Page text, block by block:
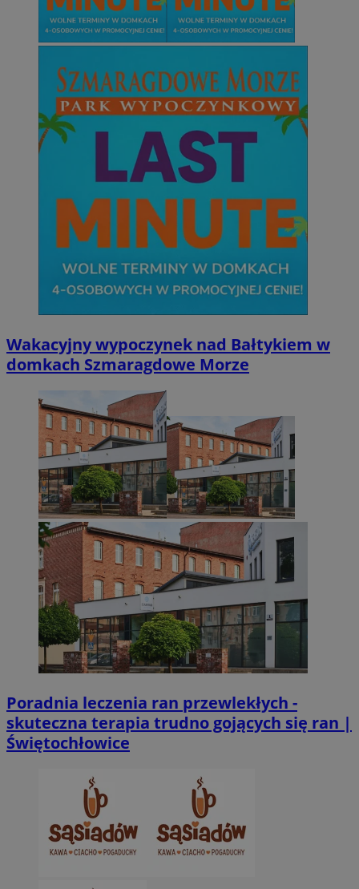
Wakacyjny wypoczynek nad Bałtykiem w
domkach Szmaragdowe Morze
Poradnia leczenia ran przewlekłych -
skuteczna terapia trudno gojących się ran |
Świętochłowice